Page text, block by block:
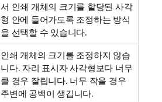
서 인쇄 개체의 크기를 할당된 사각
형 안에 들어가도록 조정하는 방식
을 선택할 수 있습니다.
인쇄 개체의 크기를 조정하지 않습
니다. 자리 표시자 사각형보다 너무
클 경우 잘립니다. 너무 작을 경우
주변에 공백이 생깁니다.